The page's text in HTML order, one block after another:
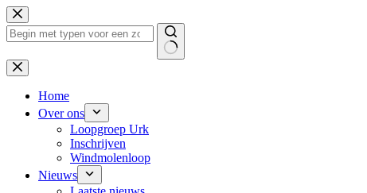
Ga
naar
de
Geen
resultaten
Home
Over ons
Loopgroep Urk
Inschrijven
Windmolenloop
Nieuws